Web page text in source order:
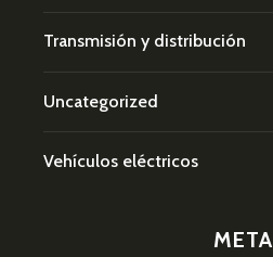
Transmisión y distribución
Uncategorized
Vehículos eléctricos
META